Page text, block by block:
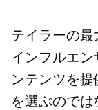
テイラーの最
インフルエン
ンテンツを提
を選ぶので